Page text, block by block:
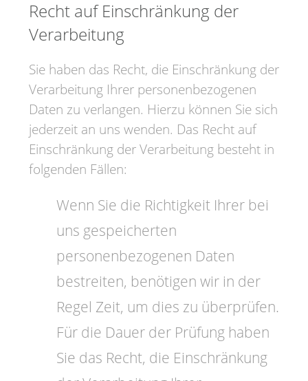
Recht auf Einschränkung der
Verarbeitung
Sie haben das Recht, die Einschränkung der
Verarbeitung Ihrer personenbezogenen
Daten zu verlangen. Hierzu können Sie sich
jederzeit an uns wenden. Das Recht auf
Einschränkung der Verarbeitung besteht in
folgenden Fällen:
Wenn Sie die Richtigkeit Ihrer bei
uns gespeicherten
personenbezogenen Daten
bestreiten, benötigen wir in der
Regel Zeit, um dies zu überprüfen.
Für die Dauer der Prüfung haben
Sie das Recht, die Einschränkung